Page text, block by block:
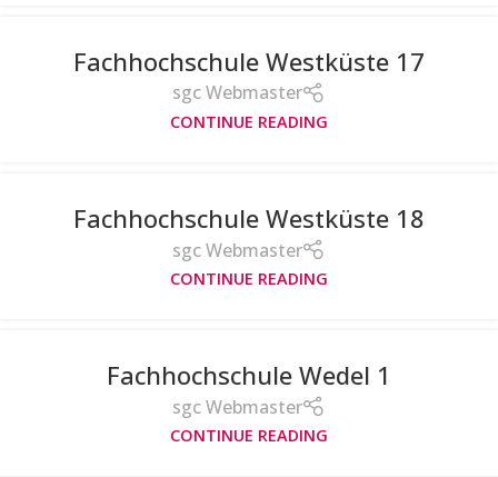
Fachhochschule Westküste 17
sgc Webmaster
CONTINUE READING
Fachhochschule Westküste 18
sgc Webmaster
CONTINUE READING
Fachhochschule Wedel 1
sgc Webmaster
CONTINUE READING